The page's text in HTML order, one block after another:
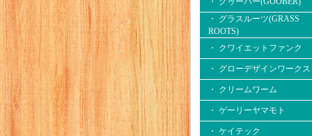
・ グラスルーツ(GRASS
ROOTS)
・ クワイエットファンク
・ グローデザインワークス
・ クリームワーム
・ ゲーリーヤマモト
・ ケイテック